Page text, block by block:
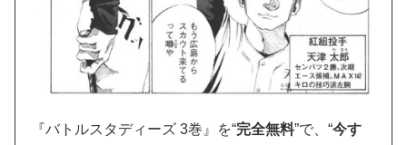
『バトルスタディーズ 3巻』を“完全無料”で、“今す